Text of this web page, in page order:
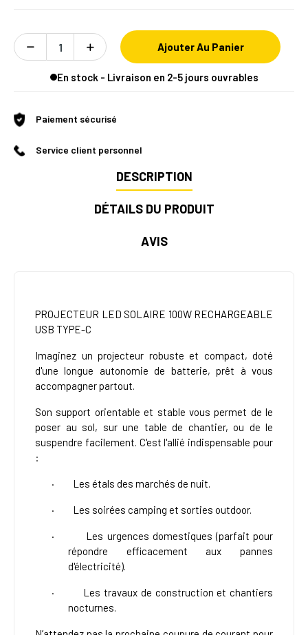
Ajouter Au Panier
En stock - Livraison en 2-5 jours ouvrables
Paiement sécurisé
Service client personnel
DESCRIPTION
DÉTAILS DU PRODUIT
AVIS
PROJECTEUR LED SOLAIRE 100W RECHARGEABLE
USB TYPE-C
Imaginez un projecteur robuste et compact, doté
d'une longue autonomie de batterie, prêt à vous
accompagner partout.
Son support orientable et stable vous permet de le
poser au sol, sur une table de chantier, ou de le
suspendre facilement. C'est l'allié indispensable pour
:
· Les étals des marchés de nuit.
· Les soirées camping et sorties outdoor.
·
Les urgences domestiques (parfait pour
répondre efficacement aux pannes
d'électricité).
·
Les travaux de construction et chantiers
nocturnes.